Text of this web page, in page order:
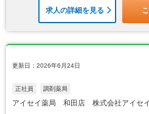
求人の詳細を見る
更新日：2026年6月24日
正社員 調剤薬局
アイセイ薬局 和田店 株式会社アイセ